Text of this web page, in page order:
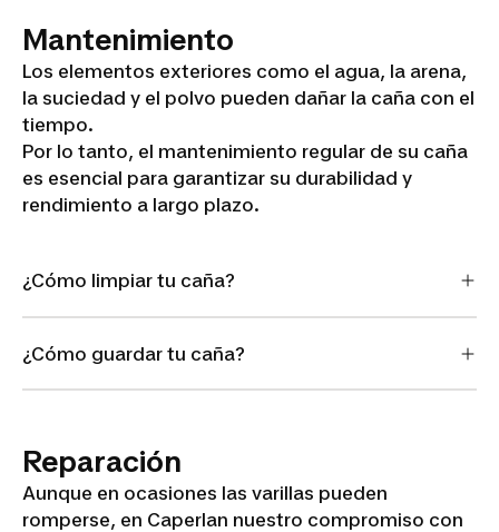
Mantenimiento
Los elementos exteriores como el agua, la arena,
la suciedad y el polvo pueden dañar la caña con el
tiempo.
Por lo tanto, el mantenimiento regular de su caña
es esencial para garantizar su durabilidad y
rendimiento a largo plazo.
¿Cómo limpiar tu caña?
¿Cómo guardar tu caña?
Reparación
Aunque en ocasiones las varillas pueden
romperse, en Caperlan nuestro compromiso con